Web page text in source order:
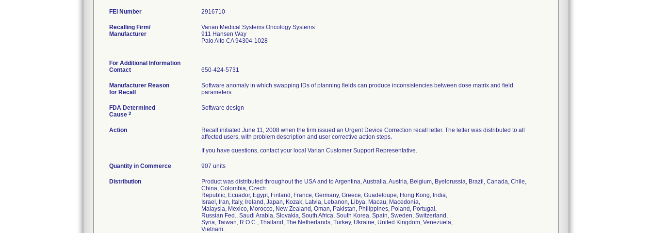
FEI Number
Recalling Firm/
Manufacturer
Varian Medical Systems Oncology Systems
911 Hansen Way
Palo Alto CA 94304-1028
For Additional Information
Contact
650-424-5731
Manufacturer Reason
for Recall
Software anomaly in which swapping IDs of planning fields can produce inconsistencies between dose matrix and field
parameters.
FDA Determined
Cause 2
Software design
Action
Recall initiated June 11, 2008 when the firm issued an Urgent Device Correction recall letter. The letter was distributed to all
affected users, with problem description and user corrective action steps.
If you have questions, contact your local Varian Customer Support Representative.
Quantity in Commerce 907 units
Distribution
Product was distributed throughout the USA and to Argentina, Australia, Austria, Belgium, Byelorussia, Brazil, Canada, Chile,
China, Colombia, Czech
Republic, Ecuador, Egypt, Finland, France, Germany, Greece, Guadeloupe, Hong Kong, India,
Israel, Iran, Italy, Ireland, Japan, Kozak, Latvia, Lebanon, Libya, Macau, Macedonia,
Malaysia, Mexico, Morocco, New Zealand, Oman, Pakistan, Philippines, Poland, Portugal,
Russian Fed., Saudi Arabia, Slovakia, South Africa, South Korea, Spain, Sweden, Switzerland,
Syria, Taiwan, R.O.C., Thailand, The Netherlands, Turkey, Ukraine, United Kingdom, Venezuela,
Vietnam.